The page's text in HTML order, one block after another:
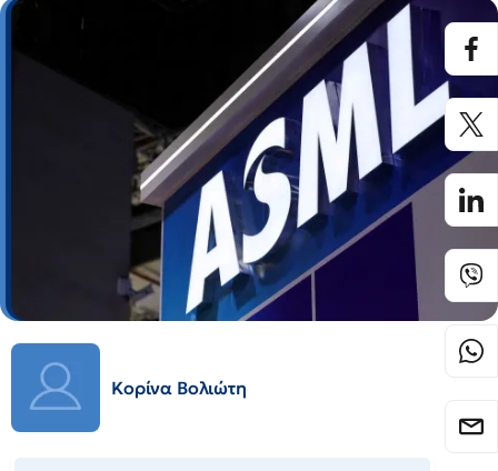
Κορίνα Βολιώτη